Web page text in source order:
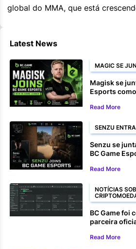
global do MMA, que está
Latest News
MAGIC SE
Magisk se
Esports
Read More
SENZU
Senzu se
BC Game
Read More
NOTÍCIAS
BC Game foi
parceira
Read More